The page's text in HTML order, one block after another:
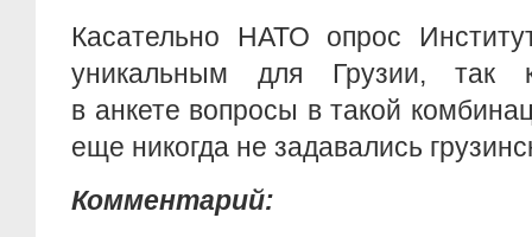
Касательно НАТО опрос
уникальным для Грузии, так
в анкете вопросы в такой
еще никогда не задавались
Комментарий: